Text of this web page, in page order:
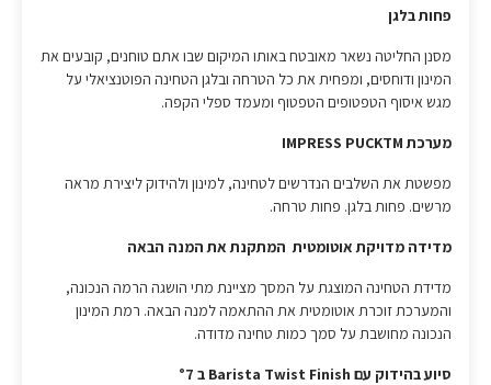
פחות בלגן
מסנן החליטה נשאר מאובטח באותו המיקום שבו אתם טוחנים, קובעים את
המינון ודוחסים, ומפחית את כל הטרחה ובלגן הטחינה הפוטנציאלי על
מגש איסוף הטפטופים הטפטוף ומעמד ספלי הקפה.
מערכת IMPRESS PUCKTM
מפשטת את השלבים הנדרשים לטחינה, למינון ולהידוק ליצירת מראה
מרשים. פחות בלגן. פחות טרחה.
מדידה מדויקת אוטומטית המתקנת את המנה הבאה
מדידת הטחינה המוצגת על המסך מציינת מתי הושגה הרמה הנכונה,
והמערכת זוכרת אוטומטית את ההתאמה למנה הבאה. רמת המינון
הנכונה מחושבת על סמך כמות טחינה מדודה.
סיוע בהידוק עם Barista Twist Finish ב °7